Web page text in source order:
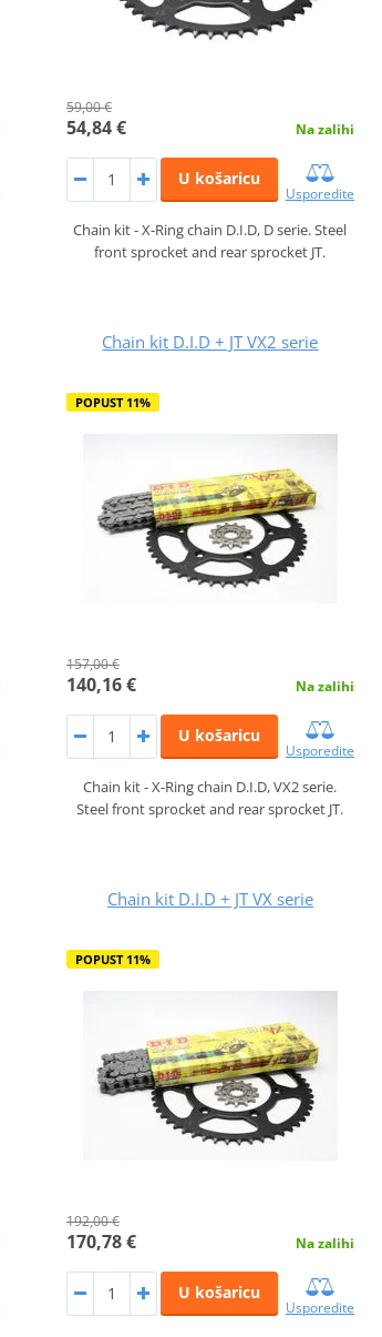
59,00 €
54,84 € Na zalihi
U košaricu
Usporedite
Chain kit - X-Ring chain D.I.D, D serie. Steel
front sprocket and rear sprocket JT.
Chain kit D.I.D + JT VX2 serie
POPUST 11%
157,00 €
140,16 € Na zalihi
U košaricu
Usporedite
Chain kit - X-Ring chain D.I.D, VX2 serie.
Steel front sprocket and rear sprocket JT.
Chain kit D.I.D + JT VX serie
POPUST 11%
192,00 €
170,78 € Na zalihi
U košaricu
Usporedite